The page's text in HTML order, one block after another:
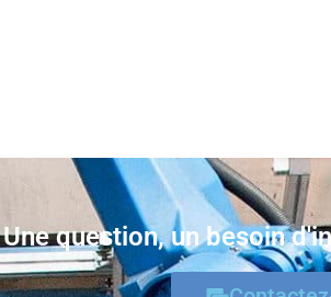
Une question, un besoin